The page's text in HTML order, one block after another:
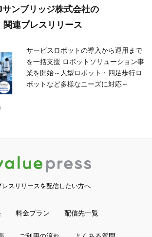
ンブリッジ株式会社の
関連プレスリリース
サービスロボットの導入から運用まで
を一括支援 ロボットソリューション事
業を開始～人型ロボット・四足歩行ロ
ボットなど多様なニーズに対応～
レスリリースを配信したい方へ
料金プラン 配信先一覧